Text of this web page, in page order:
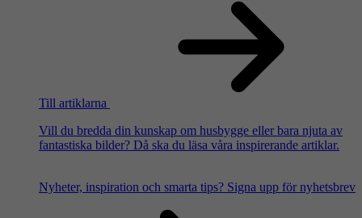
Till artiklarna
Vill du bredda din kunskap om husbygge eller bara njuta av
fantastiska bilder? Då ska du läsa våra inspirerande artiklar.
Nyheter, inspiration och smarta tips? Signa upp för nyhetsbrev